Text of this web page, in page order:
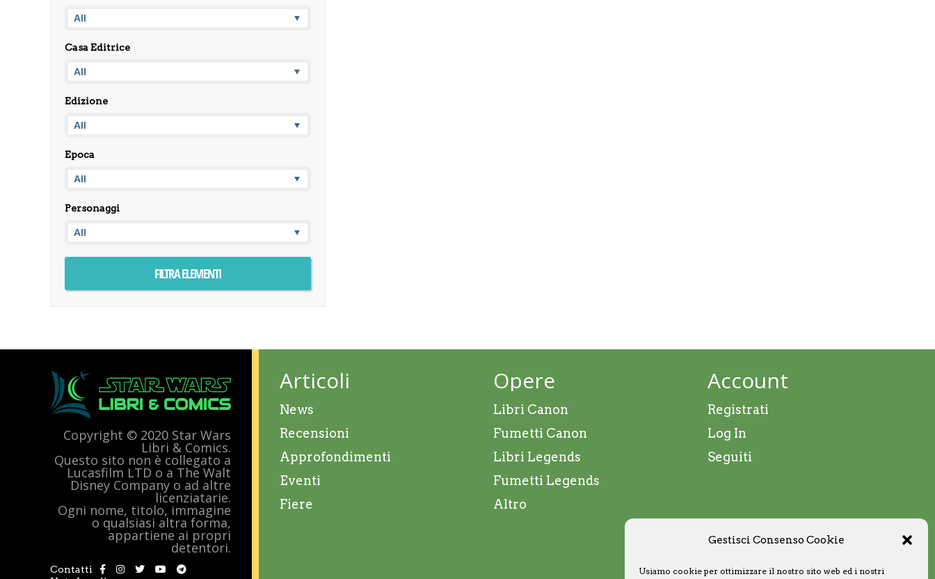
Gestisci Consenso Cookie
Usiamo cookie per ottimizzare il nostro sito web ed i nostri
Casa Editrice
Edizione
Epoca
Personaggi
Copyright © 2020 Star Wars
Libri & Comics.
Questo sito non è collegato a
Lucasfilm LTD o a The Walt
Disney Company o ad altre
licenziatarie.
Ogni nome, titolo, immagine
o qualsiasi altra forma,
appartiene ai propri
detentori.
Contatti
Articoli
News
Recensioni
Approfondimenti
Eventi
Fiere
Opere
Libri Canon
Fumetti Canon
Libri Legends
Fumetti Legends
Altro
Account
Registrati
Log In
Seguiti